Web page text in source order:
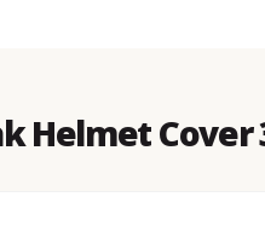
Helmet Cover